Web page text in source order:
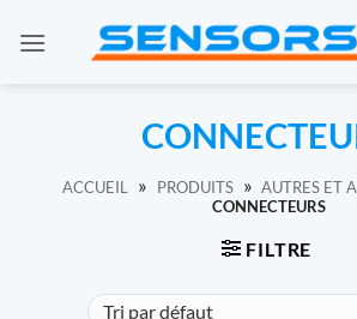
ACCUEIL » PRODUITS » AUTRES ET
CONNECTEURS
FILTRE